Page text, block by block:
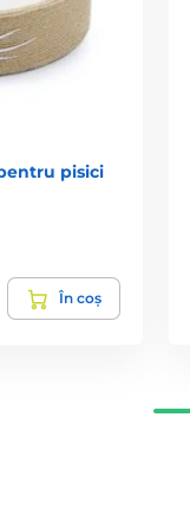
pisici
În coș